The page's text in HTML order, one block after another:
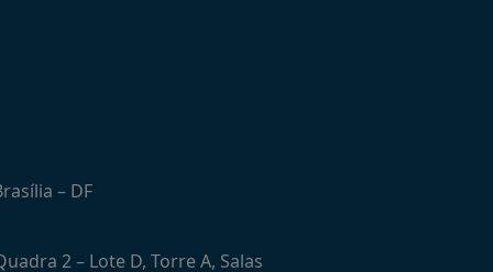
– DF
2 – Lote D, Torre A, Salas